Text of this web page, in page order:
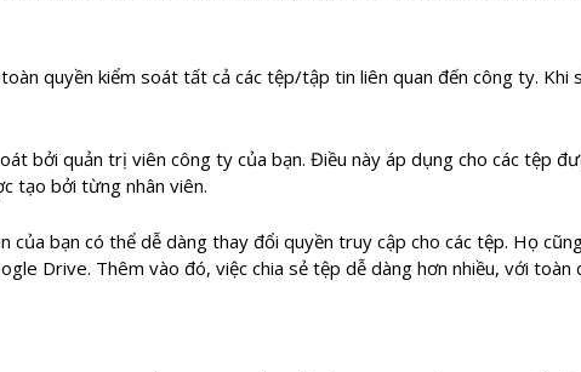
quyền kiểm soát tất cả các tệp/tập tin liên quan đến công ty.
bởi quản trị viên công ty của bạn. Điều này áp dụng cho các tệp
tạo bởi từng nhân viên.
của bạn có thể dễ dàng thay đổi quyền truy cập cho các tệp. Họ
Drive. Thêm vào đó, việc chia sẻ tệp dễ dàng hơn nhiều, với